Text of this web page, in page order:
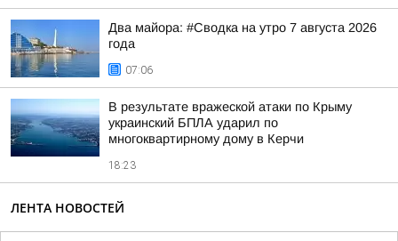
Два майора: #Сводка на утро 7 августа 2026
года
07:06
В результате вражеской атаки по Крыму
украинский БПЛА ударил по
многоквартирному дому в Керчи
18:23
ЛЕНТА НОВОСТЕЙ